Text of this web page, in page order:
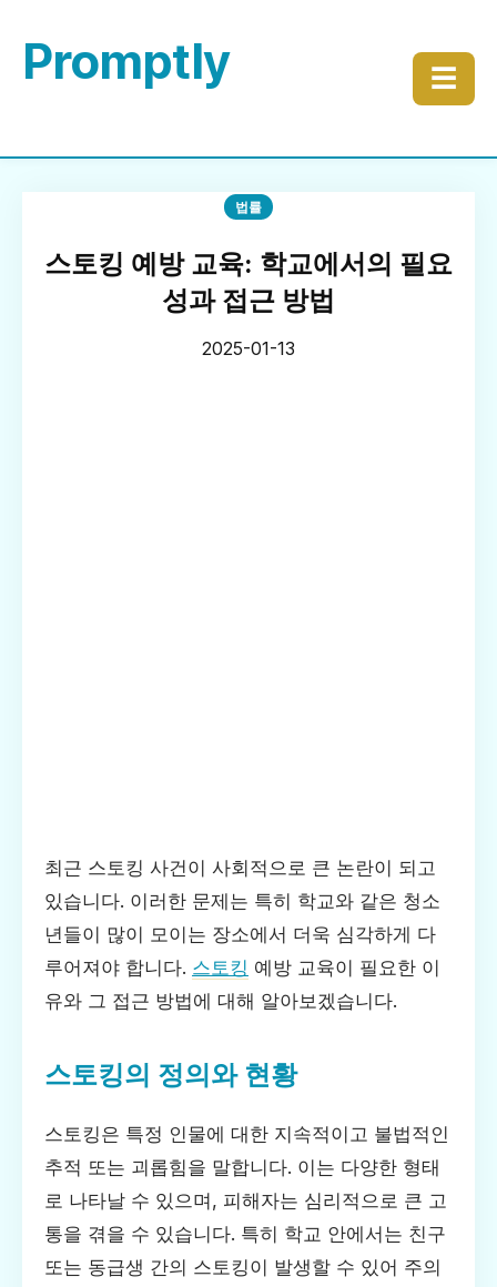
Promptly ☰
법률
스토킹 예방 교육: 학교에서의 필요
성과 접근 방법
2025-01-13
최근 스토킹 사건이 사회적으로 큰 논란이 되고
있습니다. 이러한 문제는 특히 학교와 같은 청소
년들이 많이 모이는 장소에서 더욱 심각하게 다
루어져야 합니다. 스토킹 예방 교육이 필요한 이
유와 그 접근 방법에 대해 알아보겠습니다.
스토킹의 정의와 현황
스토킹은 특정 인물에 대한 지속적이고 불법적인
추적 또는 괴롭힘을 말합니다. 이는 다양한 형태
로 나타날 수 있으며, 피해자는 심리적으로 큰 고
통을 겪을 수 있습니다. 특히 학교 안에서는 친구
또는 동급생 간의 스토킹이 발생할 수 있어 주의